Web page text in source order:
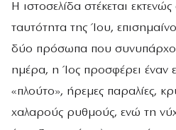
Η ιστοσελίδα στέκεται
ταυτότητα της Ίου,
δύο πρόσωπα που
ημέρα, η Ίος προσφέρει έναν
«πλούτο», ήρεμες παραλίες,
χαλαρούς ρυθμούς, ενώ τη